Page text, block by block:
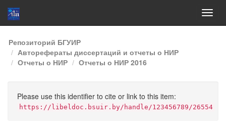
Skip
navigation
Репозиторий БГУИР
Авторефераты диссертаций и отчеты о НИР
Отчеты о НИР
Отчеты о НИР 2016
Please use this identifier to cite or link to this item:
https://libeldoc.bsuir.by/handle/123456789/26554